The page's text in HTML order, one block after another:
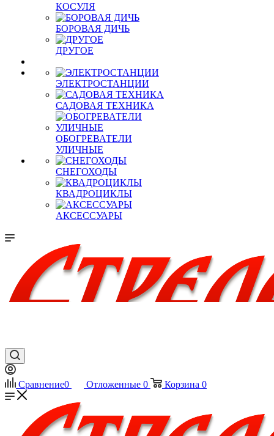
КОСУЛЯ
БОРОВАЯ ДИЧЬ
ДРУГОЕ
ЭЛЕКТРОСТАНЦИИ
САДОВАЯ ТЕХНИКА
ОБОГРЕВАТЕЛИ
УЛИЧНЫЕ
СНЕГОХОДЫ
КВАДРОЦИКЛЫ
АКСЕССУАРЫ
Сравнение0 Отложенные 0 Корзина 0